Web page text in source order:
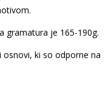
gramatura je 165-190g.
ki so odporne na